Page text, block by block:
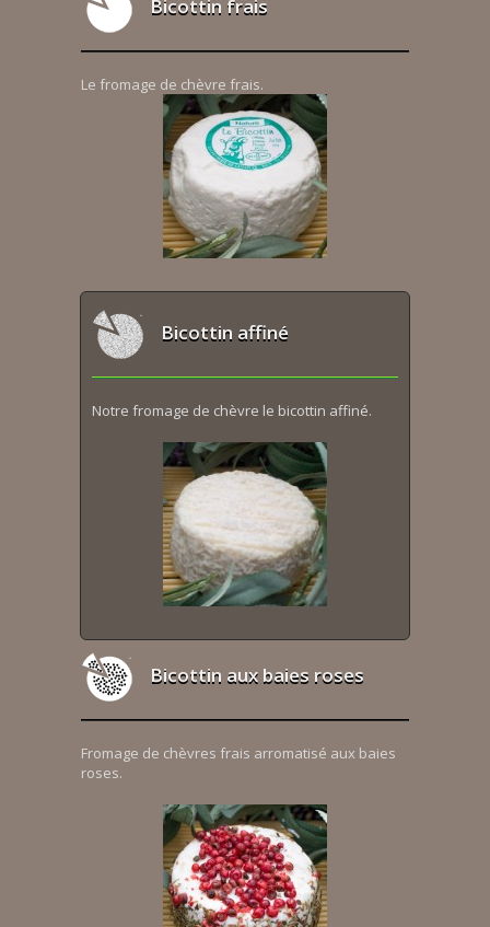
Bicottin frais
Le fromage de chèvre frais.
Bicottin affiné
Notre fromage de chèvre le bicottin affiné.
Bicottin aux baies roses
Fromage de chèvres frais arromatisé aux baies
roses.